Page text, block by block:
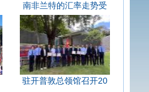
南非兰特的汇率走势受
驻开普敦总领馆召开20